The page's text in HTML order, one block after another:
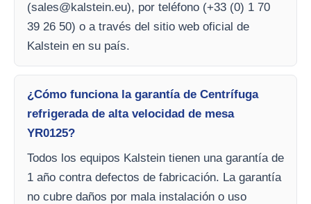
(sales@kalstein.eu), por teléfono (+33 (0) 1 70
39 26 50) o a través del sitio web oficial de
Kalstein en su país.
¿Cómo funciona la garantía de Centrífuga
refrigerada de alta velocidad de mesa
YR0125?
Todos los equipos Kalstein tienen una garantía de
1 año contra defectos de fabricación. La garantía
no cubre daños por mala instalación o uso